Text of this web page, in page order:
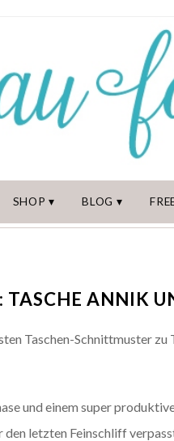
SHOP BLOG
TASCHE ANNIK
Taschen-Schnittmuster
und einem super
letzten Feinschliff